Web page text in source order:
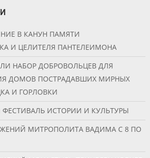
В КАНУН ПАМЯТИ
И ЦЕЛИТЕЛЯ ПАНТЕЛЕИМОНА
НАБОР ДОБРОВОЛЬЦЕВ ДЛЯ
ДОМОВ ПОСТРАДАВШИХ МИРНЫХ
И ГОРЛОВКИ
ФЕСТИВАЛЬ ИСТОРИИ И КУЛЬТУРЫ
МИТРОПОЛИТА ВАДИМА С 8 ПО